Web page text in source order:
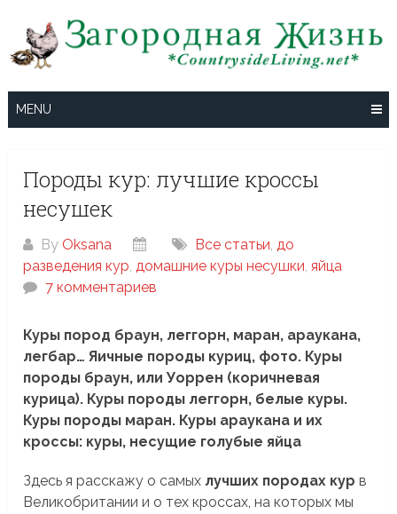
content
MENU
Породы кур: лучшие кроссы
несушек
By Oksana Все статьи,до
разведения кур,домашние куры несушки,яйца
7 комментариев
Куры пород браун, леггорн, маран, араукана,
легбар… Яичные породы куриц, фото. Куры
породы браун, или Уоррен (коричневая
курица). Куры породы леггорн, белые куры.
Куры породы маран. Куры араукана и их
кроссы: куры, несущие голубые яйца
Здесь я расскажу о самых лучших породах кур в
Великобритании и о тех кроссах, на которых мы